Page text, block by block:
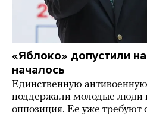
«Яблоко» допустили
началось
Единственную
поддержали молодые люди
оппозиция. Ее уже требуют